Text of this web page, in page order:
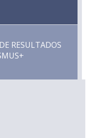
RESULTADOS